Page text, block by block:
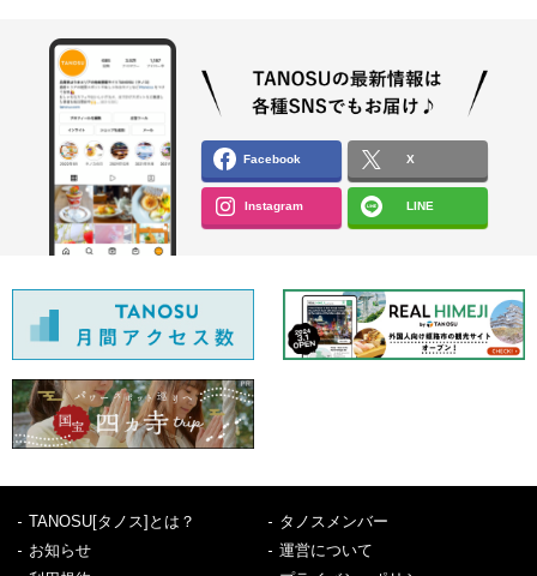
Facebook X
Instagram LINE
TANOSU[タノス]とは？
タノスメンバー
お知らせ
運営について